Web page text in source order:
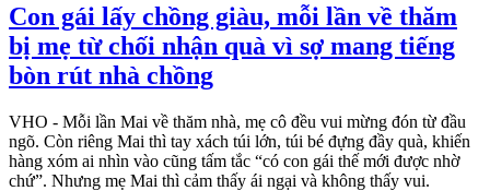
Con gái lấy chồng giàu, mỗi lần về thăm
bị mẹ từ chối nhận quà vì sợ mang tiếng
bòn rút nhà chồng
VHO - Mỗi lần Mai về thăm nhà, mẹ cô đều vui mừng đón từ đầu
ngõ. Còn riêng Mai thì tay xách túi lớn, túi bé đựng đầy quà, khiến
hàng xóm ai nhìn vào cũng tấm tắc “có con gái thế mới được nhờ
chứ”. Nhưng mẹ Mai thì cảm thấy ái ngại và không thấy vui.